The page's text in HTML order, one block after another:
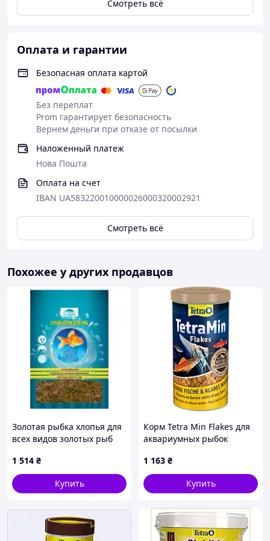
Смотреть всё
Оплата и гарантии
Безопасная оплата картой
Без переплат
Prom гарантирует безопасность
Вернем деньги при отказе от посылки
Наложенный платеж
Нова Пошта
Оплата на счет
IBAN UA583220010000026000320002921
Смотреть всё
Похожее у других продавцов
Золотая рыбка хлопья для
всех видов золотых рыб
1 514 ₴
Купить
Корм Tetra Min Flakes для
аквариумных рыбок
1 163 ₴
Купить